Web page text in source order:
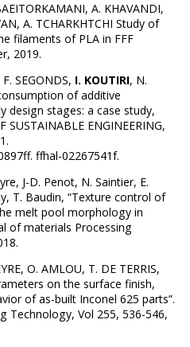
A. KHAVANDI,
A. TCHARKHTCHI Study of
filaments of PLA in FFF
2019.
SEGONDS, I. KOUTIRI, N.
of additive
design stages: a case study,
SUSTAINABLE ENGINEERING,
ffhal-02267541f.
J-D. Penot, N. Saintier, E.
T. Baudin, “Texture control of
melt pool morphology in
of materials Processing
O. AMLOU, T. DE TERRIS,
on the surface finish,
of as-built Inconel 625 parts”.
Technology, Vol 255, 536-546,